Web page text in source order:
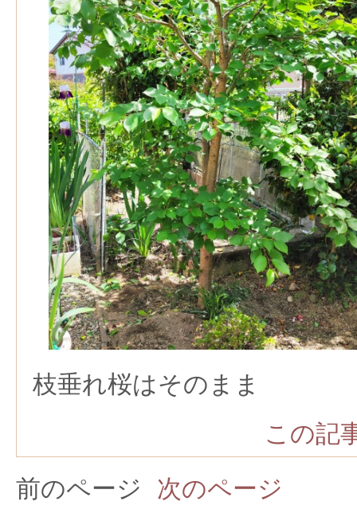
枝垂れ桜はそのまま
この記
前のページ
次のページ